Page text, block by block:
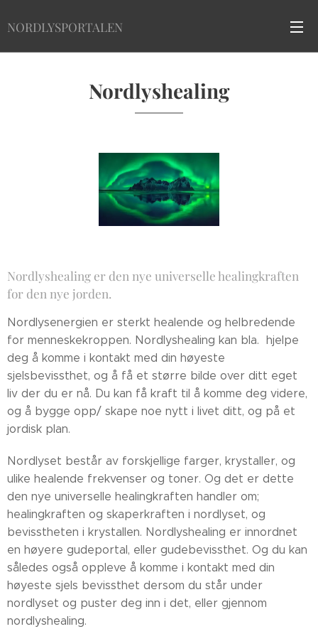
NORDLYSPORTALEN
Nordlyshealing
Nordlyshealing er den nye universelle healingkraften
for den nye jorden.
Nordlysenergien er sterkt healende og helbredende
for menneskekroppen. Nordlyshealing kan bla. hjelpe
deg å komme i kontakt med din høyeste
sjelsbevissthet, og å få et større bilde over ditt eget
liv der du er nå. Du kan få kraft til å komme deg videre,
og å bygge opp/ skape noe nytt i livet ditt, og på et
jordisk plan.
Nordlyset består av forskjellige farger, krystaller, og
ulike healende frekvenser og toner. Og det er dette
den nye universelle healingkraften handler om;
healingkraften og skaperkraften i nordlyset, og
bevisstheten i krystallen. Nordlyshealing er innordnet
en høyere gudeportal, eller gudebevissthet. Og du kan
således også oppleve å komme i kontakt med din
høyeste sjels bevissthet dersom du står under
nordlyset og puster deg inn i det, eller gjennom
nordlyshealing.